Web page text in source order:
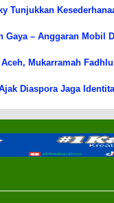
Tunjukkan
Gaya – Anggaran Mobil
Mukarramah
Diaspora Jaga